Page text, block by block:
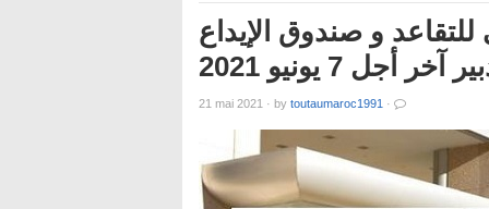
و صندوق الإيداع
آخر أجل 7 يونيو 2021
21 mai 2021 · by toutaumaroc1991 ·